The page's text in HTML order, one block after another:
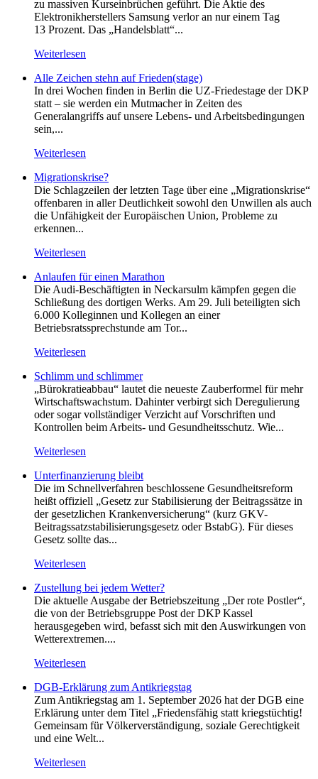
zu massiven Kurseinbrüchen geführt. Die Aktie des
Elektronikherstellers Samsung verlor an nur einem Tag
13 Prozent. Das „Handelsblatt“...
Weiterlesen
Alle Zeichen stehn auf Frieden(stage)
In drei Wochen finden in Berlin die UZ-Friedestage der DKP
statt – sie werden ein Mutmacher in Zeiten des
Generalangriffs auf unsere Lebens- und Arbeitsbedingungen
sein,...
Weiterlesen
Migrationskrise?
Die Schlagzeilen der letzten Tage über eine „Migrationskrise“
offenbaren in aller Deutlichkeit sowohl den Unwillen als auch
die Unfähigkeit der Europäischen Union, Probleme zu
erkennen...
Weiterlesen
Anlaufen für einen Marathon
Die Audi-Beschäftigten in Neckarsulm kämpfen gegen die
Schließung des dortigen Werks. Am 29. Juli beteiligten sich
6.000 Kolleginnen und Kollegen an einer
Betriebsratssprechstunde am Tor...
Weiterlesen
Schlimm und schlimmer
„Bürokratieabbau“ lautet die neueste Zauberformel für mehr
Wirtschaftswachstum. Dahinter verbirgt sich Deregulierung
oder sogar vollständiger Verzicht auf Vorschriften und
Kontrollen beim Arbeits- und Gesundheitsschutz. Wie...
Weiterlesen
Unterfinanzierung bleibt
Die im Schnellverfahren beschlossene Gesundheitsreform
heißt offiziell „Gesetz zur Stabilisierung der Beitragssätze in
der gesetzlichen Krankenversicherung“ (kurz GKV-
Beitragssatzstabilisierungsgesetz oder BstabG). Für dieses
Gesetz sollte das...
Weiterlesen
Zustellung bei jedem Wetter?
Die aktuelle Ausgabe der Betriebszeitung „Der rote Postler“,
die von der Betriebsgruppe Post der DKP Kassel
herausgegeben wird, befasst sich mit den Auswirkungen von
Wetterextremen....
Weiterlesen
DGB-Erklärung zum Antikriegstag
Zum Antikriegstag am 1. September 2026 hat der DGB eine
Erklärung unter dem Titel „Friedensfähig statt kriegstüchtig!
Gemeinsam für Völkerverständigung, soziale Gerechtigkeit
und eine Welt...
Weiterlesen